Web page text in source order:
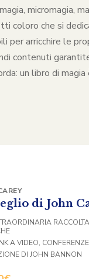
micromagia,
coloro che si
per arricchire le
contenuti
un libro di magia
di John
A VIDEO,
DI JOHN BANNON